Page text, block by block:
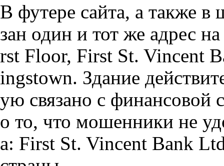
В футере сайта, а также в
зан один и тот же адрес
rst Floor, First St. Vincent
ingstown. Здание
ую связано с финансовой
о то, что мошенники не
а: First St. Vincent Bank